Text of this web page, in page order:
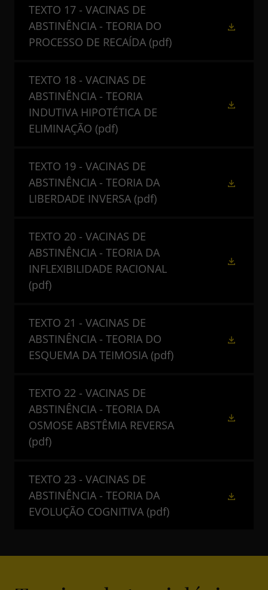
TEXTO 17 - VACINAS DE
ABSTINÊNCIA - TEORIA DO
PROCESSO DE RECAÍDA (pdf)
TEXTO 18 - VACINAS DE
ABSTINÊNCIA - TEORIA
INDUTIVA HIPOTÉTICA DE
ELIMINAÇÃO (pdf)
TEXTO 19 - VACINAS DE
ABSTINÊNCIA - TEORIA DA
LIBERDADE INVERSA (pdf)
TEXTO 20 - VACINAS DE
ABSTINÊNCIA - TEORIA DA
INFLEXIBILIDADE RACIONAL
(pdf)
TEXTO 21 - VACINAS DE
ABSTINÊNCIA - TEORIA DO
ESQUEMA DA TEIMOSIA (pdf)
TEXTO 22 - VACINAS DE
ABSTINÊNCIA - TEORIA DA
OSMOSE ABSTÊMIA REVERSA
(pdf)
TEXTO 23 - VACINAS DE
ABSTINÊNCIA - TEORIA DA
EVOLUÇÃO COGNITIVA (pdf)